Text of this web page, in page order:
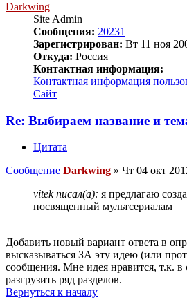
Darkwing
Site Admin
Сообщения: 20231
Зарегистрирован: Вт 11 ноя
Откуда: Россия
Контактная информация:
Контактная информация
Сайт
Re: Выбираем название и
Цитата
Сообщение Darkwing » Чт 04 окт
vitek писал(а): я предлагаю
посвященный мультсериалам
Добавить новый вариант ответа в
высказываться ЗА эту идею (или
сообщения. Мне идея нравится, т.к.
разгрузить ряд разделов.
Вернуться к началу